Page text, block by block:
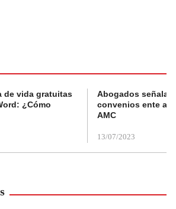
de vida gratuitas
¿Cómo
Abogados
convenios ente
AMC
13/07/2023